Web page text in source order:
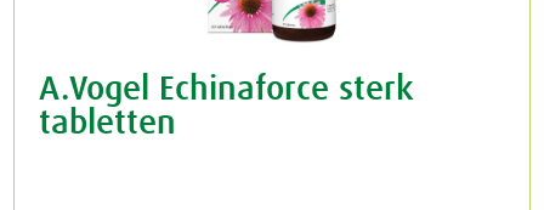
A.Vogel Echinaforce sterk
tabletten